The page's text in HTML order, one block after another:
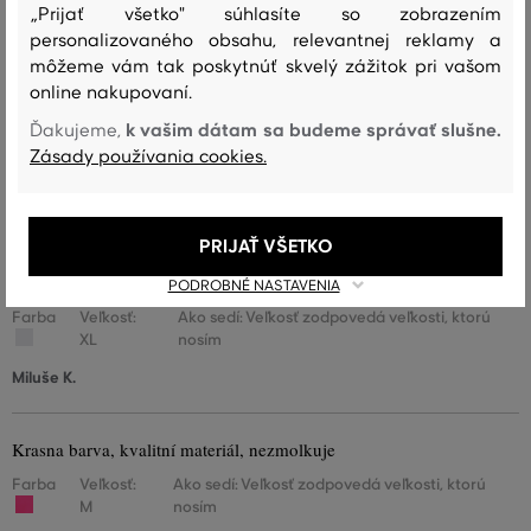
Farba svetra je iná ako na obrázku, je tmavšia ale tentoraz nádherná,
žiarivá zelená, fakt spokojná.
Farba
Veľkosť:
M
Ako sedí: Veľkosť zodpovedá veľkosti, ktorú
nosím
Krásný a kvalitní výrobek. Radost mi udělalo i hezké balení a velmi
rychlé doručení.
Farba
Veľkosť:
XL
Ako sedí: Veľkosť zodpovedá veľkosti, ktorú
nosím
Miluše K.
Krasna barva, kvalitní materiál, nezmolkuje
Farba
Veľkosť:
M
Ako sedí: Veľkosť zodpovedá veľkosti, ktorú
nosím
„Prijať všetko" súhlasíte so zobrazením
personalizovaného obsahu, relevantnej reklamy a
môžeme vám tak poskytnúť skvelý zážitok pri vašom
online nakupovaní.
Ďakujeme, k vašim dátam sa budeme správať slušne.
Zásady používania cookies.
PODROBNÉ NASTAVENIA
PRIJAŤ VŠETKO